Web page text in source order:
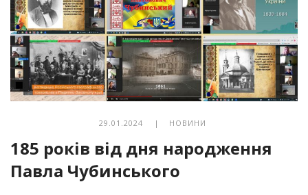
29.01.2024 | НОВИНИ
185 років від дня народження
Павла Чубинського